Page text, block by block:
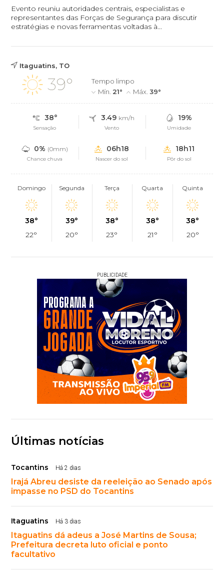
Evento reuniu autoridades centrais, especialistas e
representantes das Forças de Segurança para discutir
estratégias e novas ferramentas voltadas à...
Itaguatins, TO
39°
Tempo limpo
Mín. 21° Máx.39°
38°
Sensação
3.49 km/h
Vento
19%
Umidade
0% (0mm)
Chance chuva
06h18
Nascer do sol
18h11
Pôr do sol
Domingo
38°
22°
Segunda
39°
20°
Terça
38°
23°
Quarta
38°
21°
Quinta
38°
20°
PUBLICIDADE
Últimas notícias
Tocantins Há 2 dias
Irajá Abreu desiste da reeleição ao Senado após
impasse no PSD do Tocantins
Itaguatins Há 3 dias
Itaguatins dá adeus a José Martins de Sousa;
Prefeitura decreta luto oficial e ponto
facultativo